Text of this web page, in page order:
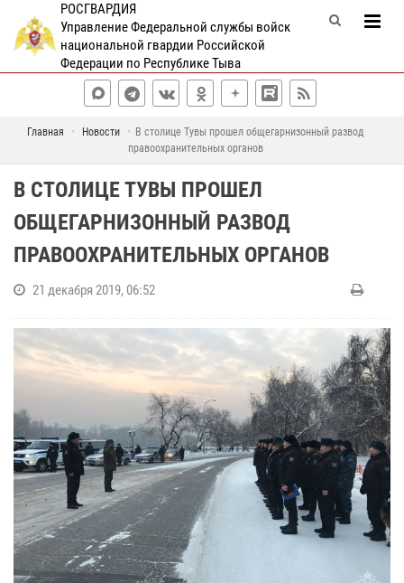
РОСГВАРДИЯ
Управление Федеральной службы войск
национальной гвардии Российской
Федерации по Республике Тыва
Главная Новости
В столице Тувы прошел общегарнизонный развод
правоохранительных органов
В СТОЛИЦЕ ТУВЫ ПРОШЕЛ
ОБЩЕГАРНИЗОННЫЙ РАЗВОД
ПРАВООХРАНИТЕЛЬНЫХ ОРГАНОВ
21 декабря 2019, 06:52